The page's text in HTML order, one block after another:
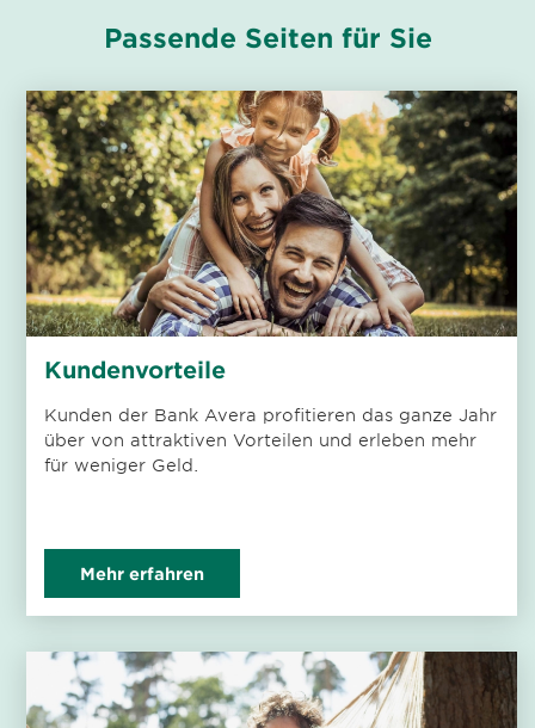
Passende Seiten für Sie
Kundenvorteile
Kunden der Bank Avera profitieren das ganze Jahr
über von attraktiven Vorteilen und erleben mehr
für weniger Geld.
Mehr erfahren